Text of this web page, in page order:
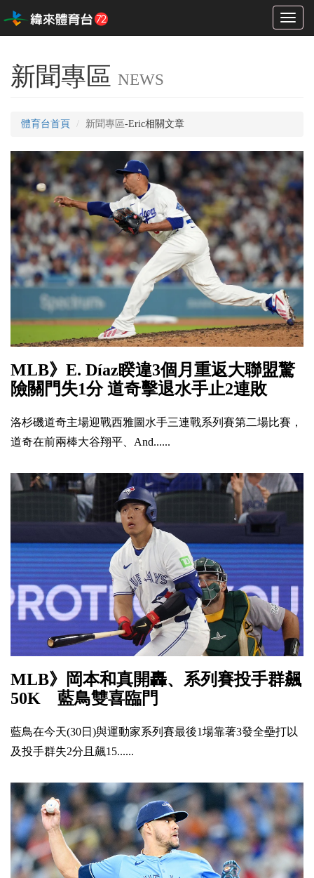
Toggle
新聞專區 NEWS
體育台首頁 新聞專區-Eric相關文章
MLB》E. Díaz睽違3個月重返大聯盟驚
險關門失1分 道奇擊退水手止2連敗
洛杉磯道奇主場迎戰西雅圖水手三連戰系列賽第二場比賽，
道奇在前兩棒大谷翔平、And......
MLB》岡本和真開轟、系列賽投手群飆
50K 藍鳥雙喜臨門
藍鳥在今天(30日)與運動家系列賽最後1場靠著3發全壘打以
及投手群失2分且飆15......